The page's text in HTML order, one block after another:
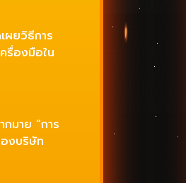
ผยวิธีการ
รื่องมือใน
กมาย “การ
องบริษัท